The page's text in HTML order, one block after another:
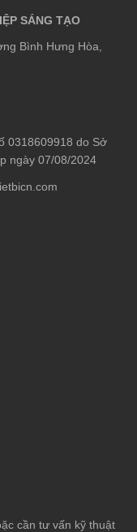
SÁNG TẠO
Bình Hưng Hòa,
0318609918 do Sở
ngày 07/08/2024
cần tư vấn kỹ thuật